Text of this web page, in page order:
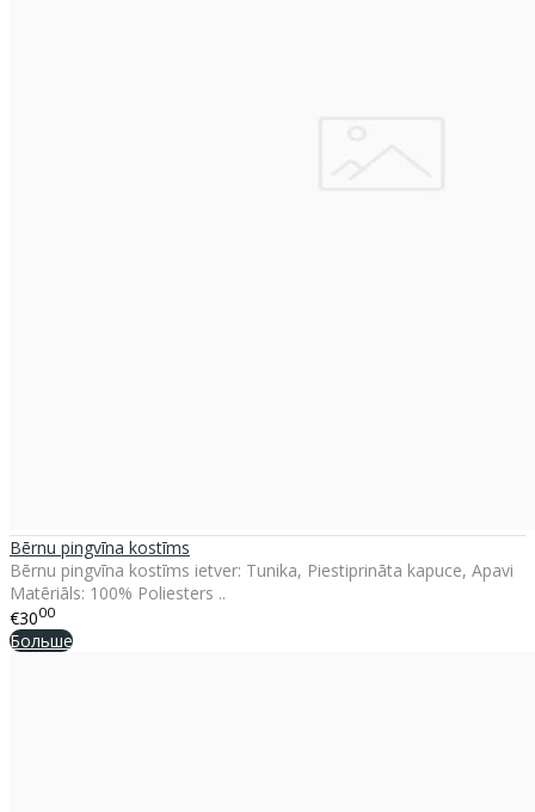
Bērnu pingvīna kostīms
Bērnu pingvīna kostīms ietver: Tunika, Piestiprināta kapuce, Apavi
Matēriāls: 100% Poliesters ..
€3000
Больше